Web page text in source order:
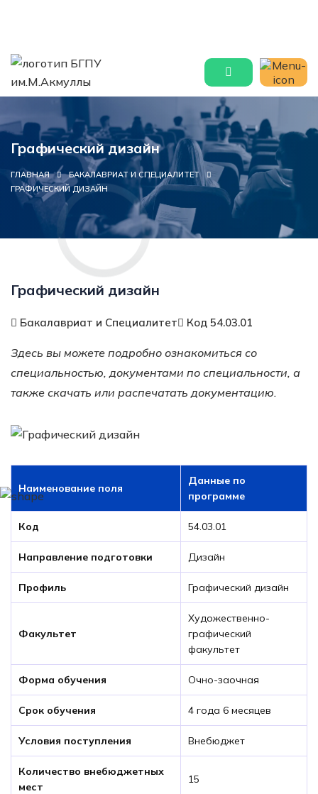
Графический
Графический дизайн
ГЛАВНАЯ
БАКАЛАВРИАТ И СПЕЦИАЛИТЕТ
ГРАФИЧЕСКИЙ ДИЗАЙН
Графический дизайн
Бакалавриат и Специалитет Код 54.03.01
Здесь вы можете подробно ознакомиться со
специальностью, документами по специальности, а
также скачать или распечатать документацию.
Наименование поля
Данные по
программе
Код 54.03.01
Направление подготовки Дизайн
Профиль Графический дизайн
Факультет
Художественно-
графический
факультет
Форма обучения Очно-заочная
Срок обучения 4 года 6 месяцев
Условия поступления Внебюджет
Количество внебюджетных
мест
15